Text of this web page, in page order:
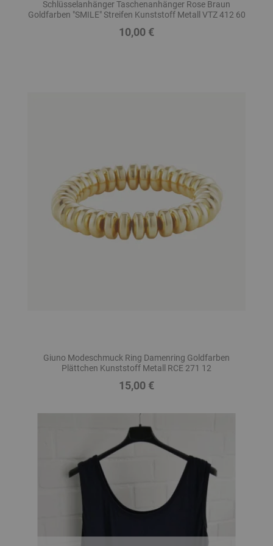
Schlüsselanhänger Taschenanhänger Rose Braun
Goldfarben "SMILE" Streifen Kunststoff Metall VTZ 412 60
Preis
10,00 €
Giuno Modeschmuck Ring Damenring Goldfarben
Plättchen Kunststoff Metall RCE 271 12
Preis
15,00 €